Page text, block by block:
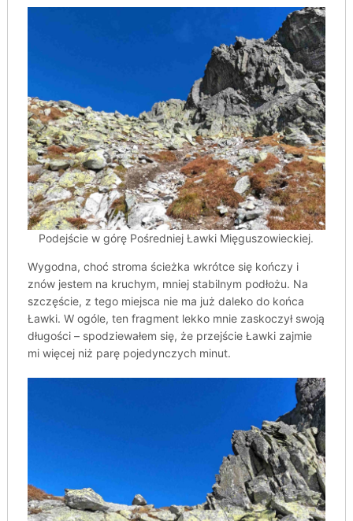
Podejście w górę Pośredniej Ławki Mięguszowieckiej.
Wygodna, choć stroma ścieżka wkrótce się kończy i
znów jestem na kruchym, mniej stabilnym podłożu. Na
szczęście, z tego miejsca nie ma już daleko do końca
Ławki. W ogóle, ten fragment lekko mnie zaskoczył swoją
długości – spodziewałem się, że przejście Ławki zajmie
mi więcej niż parę pojedynczych minut.